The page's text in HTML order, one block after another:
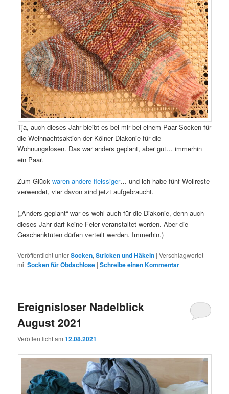
Tja, auch dieses Jahr bleibt es bei mir bei einem Paar Socken für
die Weihnachtsaktion der Kölner Diakonie für die
Wohnungslosen. Das war anders geplant, aber gut… immerhin
ein Paar.
Zum Glückwaren andere fleissiger… und ich habe fünf Wollreste
verwendet, vier davon sind jetzt aufgebraucht.
(„Anders geplant“ war es wohl auch für die Diakonie, denn auch
dieses Jahr darf keine Feier veranstaltet werden. Aber die
Geschenktüten dürfen verteilt werden. Immerhin.)
Veröffentlicht unterSocken,Stricken und Häkeln |Verschlagwortet
mitSocken für Obdachlose |Schreibe einen Kommentar
Ereignisloser Nadelblick
August 2021
Veröffentlicht am12.08.2021